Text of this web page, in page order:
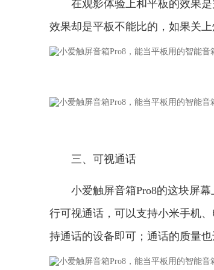
在观影体验上和平板的效果
效果却是平板不能比的，如果关
三、可视通话
小爱触屏音箱Pro8的这块屏
行可视通话，可以支持小米手机
持通话的设备即可；通话的质量